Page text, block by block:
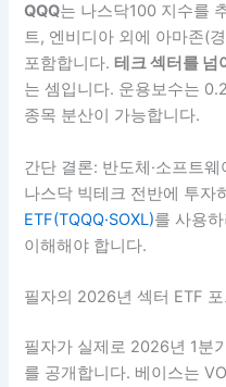
QQQ는 나스닥100 지수를
트, 엔비디아 외에 아마존(
포함합니다.테크 섹터를 넘
는 셈입니다. 운용보수는
종목 분산이 가능합니다.
간단 결론: 반도체·소프트
나스닥 빅테크 전반에 투자
ETF(TQQQ·SOXL)를 사용
이해해야 합니다.
필자의 2026년 섹터 ETF
필자가 실제로 2026년 1분
를 공개합니다. 베이스는